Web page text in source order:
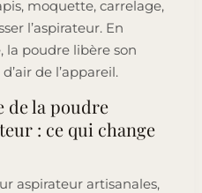
moquette, carrelage,
l’aspirateur. En
la poudre libère son
de l’appareil.
de la poudre
: ce qui change
aspirateur artisanales,